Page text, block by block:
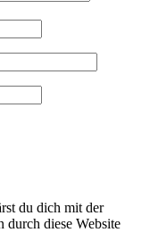
du dich mit der
durch diese Website